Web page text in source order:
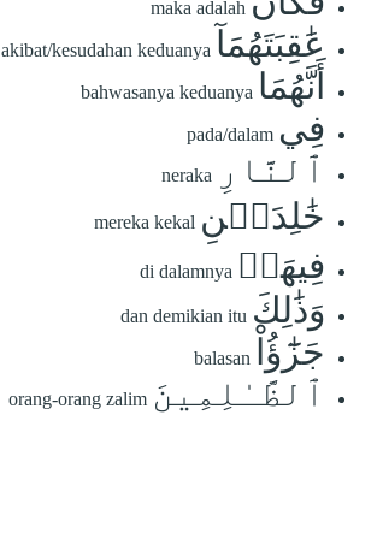
maka adalah
عَٰقِبَتَهُمَآ akibat/kesudahan keduanya
أَنَّهُمَا bahwasanya keduanya
فِي pada/dalam
ٱلنَّارِ neraka
خَٰلِدَيۡنِ mereka kekal
فِيهَاۚ di dalamnya
وَذَٰلِكَ dan demikian itu
جَزَٰٓؤُاْ balasan
ٱلظَّـٰلِمِينَ orang-orang zalim